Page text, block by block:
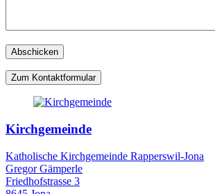
Zum Kontaktformular
Kirchgemeinde
Katholische Kirchgemeinde Rapperswil-Jona
Gregor Gämperle
Friedhofstrasse 3